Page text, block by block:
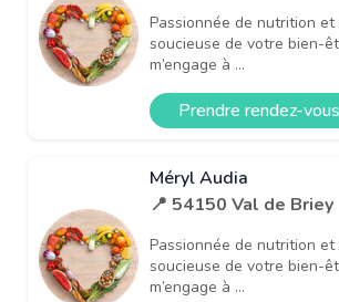
Passionnée de nutrition
soucieuse de votre bien-
m’engage à ...
Prendre rendez-vous
Méryl Audia
📍 54150 Val de Briey
Passionnée de nutrition
soucieuse de votre bien-
m’engage à ...